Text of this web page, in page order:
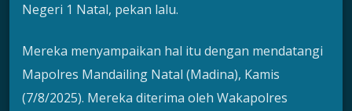
Negeri 1 Natal, pekan lalu.
Mereka menyampaikan hal itu dengan mendatangi
Mapolres Mandailing Natal (Madina), Kamis
(7/8/2025). Mereka diterima oleh Wakapolres